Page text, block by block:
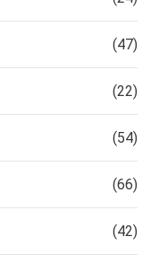
(47)
(22)
(54)
(66)
(42)